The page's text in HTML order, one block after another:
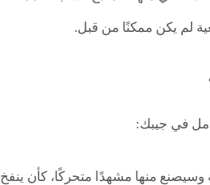
لم يكن ممكنًا من قبل.
منها مشهدًا متحركًا، كأن ينفخ